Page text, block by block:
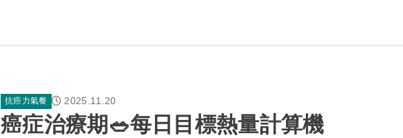
抗癌力氣餐 2025.11.20
癌症治療期🥗每日目標熱量計算機